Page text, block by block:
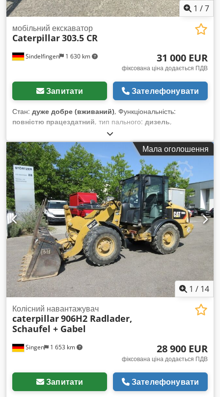
1 /7
Sindelfingen 1 630 km
мобільний екскаватор
Caterpillar303.5 CR
31 000 EUR
фіксована ціна додається ПДВ
Запитати Зателефонувати
Стан: дуже добре (вживаний), Функціональність:
повністю працездатний, тип пального: дизель,
3 580 кг, Рік виготовлення:
мотогодини:2 434 h, Обладнання:гусеничні гумові
стрічки, * 2434 години * Двигун: Cat C1.7 * Потужність
двигуна: 24,8 кВт * Клас викидів: EU Stage V Dkodpjzrthvjfx
Amyer * Робоча вага: 3580 кг * Габаритні розміри
(транспортна довжина: 4800 мм – транспортна ширина:
1780 мм – транспортна висота: 2480 мм) * Короткий задній
звис (ECR – Extended Compact Radius) * Пропорційна
додаткова гідравліка * Система швидкої заміни насадок
Мала оголошення
1 / 14
Singen 1 653 km
Колісний навантажувач
caterpillar906H2 Radlader,
Schaufel + Gabel
28 900 EUR
фіксована ціна додається ПДВ
Запитати Зателефонувати